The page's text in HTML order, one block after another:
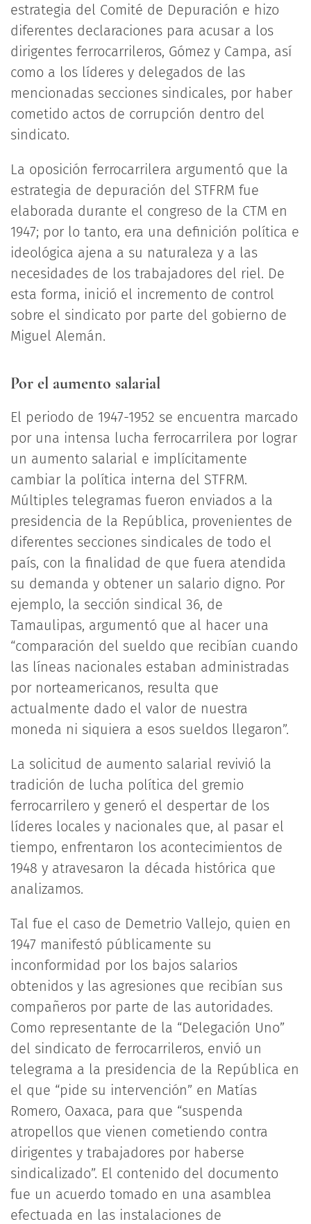
estrategia del Comité de Depuración e hizo
diferentes declaraciones para acusar a los
dirigentes ferrocarrileros, Gómez y Campa, así
como a los líderes y delegados de las
mencionadas secciones sindicales, por haber
cometido actos de corrupción dentro del
sindicato.
La oposición ferrocarrilera argumentó que la
estrategia de depuración del STFRM fue
elaborada durante el congreso de la CTM en
1947; por lo tanto, era una definición política e
ideológica ajena a su naturaleza y a las
necesidades de los trabajadores del riel. De
esta forma, inició el incremento de control
sobre el sindicato por parte del gobierno de
Miguel Alemán.
Por el aumento salarial
El periodo de 1947-1952 se encuentra marcado
por una intensa lucha ferrocarrilera por lograr
un aumento salarial e implícitamente
cambiar la política interna del STFRM.
Múltiples telegramas fueron enviados a la
presidencia de la República, provenientes de
diferentes secciones sindicales de todo el
país, con la finalidad de que fuera atendida
su demanda y obtener un salario digno. Por
ejemplo, la sección sindical 36, de
Tamaulipas, argumentó que al hacer una
“comparación del sueldo que recibían cuando
las líneas nacionales estaban administradas
por norteamericanos, resulta que
actualmente dado el valor de nuestra
moneda ni siquiera a esos sueldos llegaron”.
La solicitud de aumento salarial revivió la
tradición de lucha política del gremio
ferrocarrilero y generó el despertar de los
líderes locales y nacionales que, al pasar el
tiempo, enfrentaron los acontecimientos de
1948 y atravesaron la década histórica que
analizamos.
Tal fue el caso de Demetrio Vallejo, quien en
1947 manifestó públicamente su
inconformidad por los bajos salarios
obtenidos y las agresiones que recibían sus
compañeros por parte de las autoridades.
Como representante de la “Delegación Uno”
del sindicato de ferrocarrileros, envió un
telegrama a la presidencia de la República en
el que “pide su intervención” en Matías
Romero, Oaxaca, para que “suspenda
atropellos que vienen cometiendo contra
dirigentes y trabajadores por haberse
sindicalizado”. El contenido del documento
fue un acuerdo tomado en una asamblea
efectuada en las instalaciones de